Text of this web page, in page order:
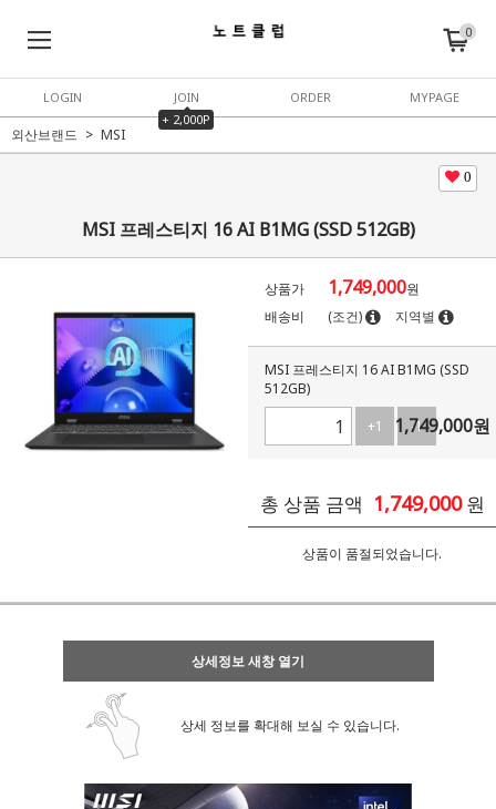
0
LOGIN
JOIN
+ 2,000P
ORDER MYPAGE
외산브랜드 MSI
0
MSI 프레스티지 16 AI B1MG (SSD 512GB)
상품가 1,749,000원
배송비
(조건) 지역별
MSI 프레스티지 16 AI B1MG (SSD
512GB)
+1
-1
1,749,000원
총 상품 금액 1,749,000 원
상품이 품절되었습니다.
상세정보 새창 열기
상세 정보를 확대해 보실 수 있습니다.